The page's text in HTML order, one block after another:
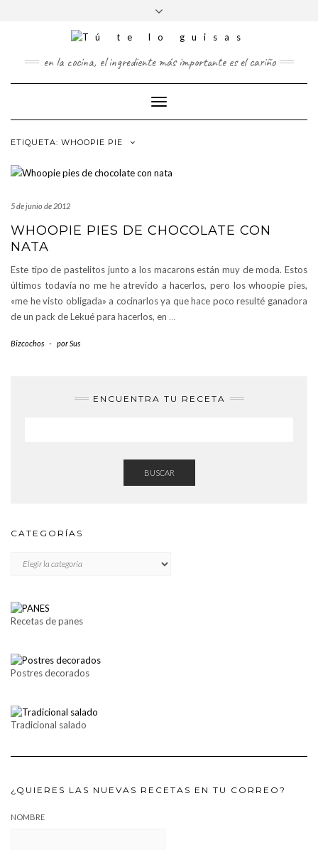
TWITTERPINTEREST
cabecera
en la cocina, el ingrediente más importante es el cariño
Cambiar
modo
ETIQUETA: WHOOPIE PIE
5 de junio de 2012
WHOOPIE PIES DE CHOCOLATE CON
NATA
Este tipo de pastelitos junto a los macarons están muy de moda. Estos
últimos todavía no me he atrevido a hacerlos, pero los whoopie pies,
«me he visto obligada» a cocinarlos ya que hace poco resulté ganadora
de un pack de Lekué para hacerlos, en …
Bizcochos - porSus
ENCUENTRA TU RECETA
BUSCAR
CATEGORÍAS
Recetas de panes
Postres decorados
Tradicional salado
¿QUIERES LAS NUEVAS RECETAS EN TU CORREO?
NOMBRE